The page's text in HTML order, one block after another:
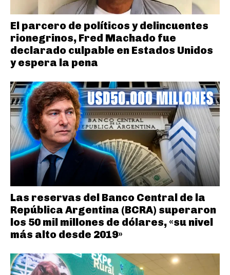
El parcero de políticos y delincuentes
rionegrinos, Fred Machado fue
declarado culpable en Estados Unidos
y espera la pena
Las reservas del Banco Central de la
República Argentina (BCRA) superaron
los 50 mil millones de dólares, «su nivel
más alto desde 2019»